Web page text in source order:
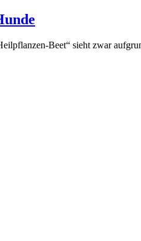
Beet“ sieht zwar